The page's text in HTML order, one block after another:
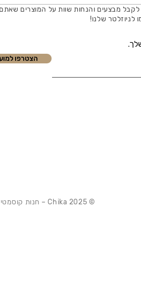
לקבל מבצעים והנחות שוות על המוצרים שאתם
לניוזלטר שלנו!
הצטרפו
© 2025 Chika – חנות קוסמטיקה מקצועית